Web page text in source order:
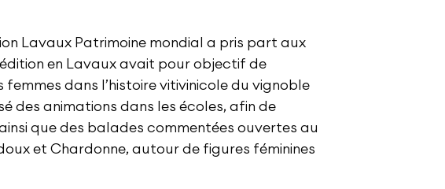
Lavaux Patrimoine mondial a pris part aux
en Lavaux avait pour objectif de
dans l’histoire vitivinicole du vignoble
des animations dans les écoles, afin de
que des balades commentées ouvertes au
et Chardonne, autour de figures féminines